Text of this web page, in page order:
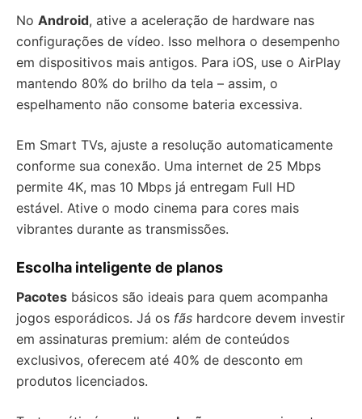
No Android, ative a aceleração de hardware nas
configurações de vídeo. Isso melhora o desempenho
em dispositivos mais antigos. Para iOS, use o AirPlay
mantendo 80% do brilho da tela – assim, o
espelhamento não consome bateria excessiva.
Em Smart TVs, ajuste a resolução automaticamente
conforme sua conexão. Uma internet de 25 Mbps
permite 4K, mas 10 Mbps já entregam Full HD
estável. Ative o modo cinema para cores mais
vibrantes durante as transmissões.
Escolha inteligente de planos
Pacotes básicos são ideais para quem acompanha
jogos esporádicos. Já os fãs hardcore devem investir
em assinaturas premium: além de conteúdos
exclusivos, oferecem até 40% de desconto em
produtos licenciados.